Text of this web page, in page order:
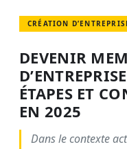
CRÉATION
DEVENIR
ÉTAPES ET
EN 2025
Dans le contexte